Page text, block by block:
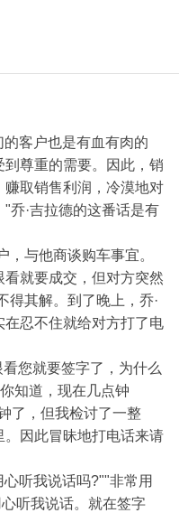
客户也是有血有肉的
到尊重的需要。因此，销
取销售利润，冷漠地对
乔·吉拉德的这番话是有
，与他商谈购车事宜。
就要成交，但对方突然
得其解。到了晚上，乔·
忍不住就给对方打了电
您就要签字了，为什么
知道，现在几点钟
了，但我检讨了一整
因此冒昧地打电话来请
听我说话吗?""非常用
听我说话。就在签字